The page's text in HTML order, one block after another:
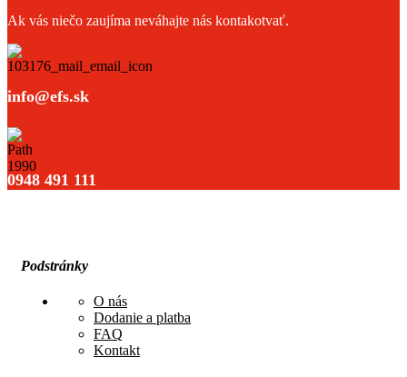
Ak vás niečo zaujíma neváhajte nás kontakotvať.
info@efs.sk
0948 491 111
Podstránky
O nás
Dodanie a platba
FAQ
Kontakt